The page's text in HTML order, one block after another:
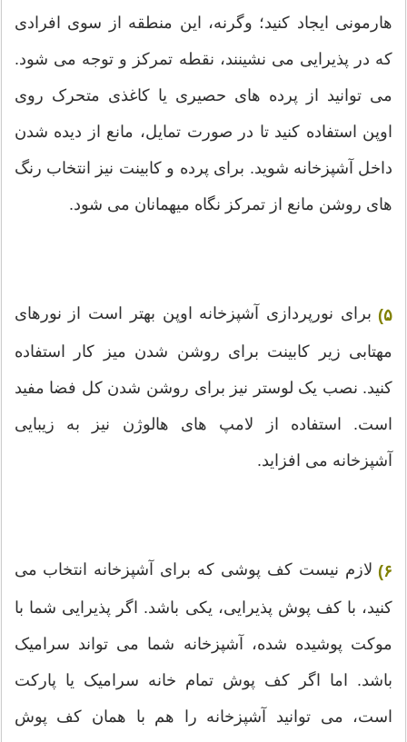
هارمونی ایجاد کنید؛ وگرنه، این منطقه از سوی افرادی
که در پذیرایی می نشینند، نقطه تمرکز و توجه می شود.
می توانید از پرده های حصیری یا کاغذی متحرک روی
اوپن استفاده کنید تا در صورت تمایل، مانع از دیده شدن
داخل آشپزخانه شوید. برای پرده و کابینت نیز انتخاب رنگ
های روشن مانع از تمرکز نگاه میهمانان می شود.
۵) برای نورپردازی آشپزخانه اوپن بهتر است از نورهای
مهتابی زیر کابینت برای روشن شدن میز کار استفاده
کنید. نصب یک لوستر نیز برای روشن شدن کل فضا مفید
است. استفاده از لامپ های هالوژن نیز به زیبایی
آشپزخانه می افزاید.
۶) لازم نیست کف پوشی که برای آشپزخانه انتخاب می
کنید، با کف پوش پذیرایی، یکی باشد. اگر پذیرایی شما با
موکت پوشیده شده، آشپزخانه شما می تواند سرامیک
باشد. اما اگر کف پوش تمام خانه سرامیک یا پارکت
است، می توانید آشپزخانه را هم با همان کف پوش